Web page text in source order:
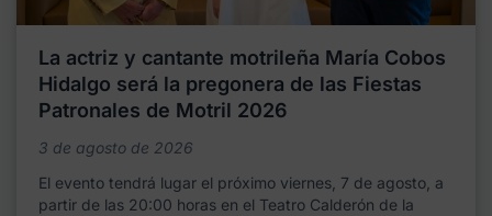
La actriz y cantante motrileña María Cobos
Hidalgo será la pregonera de las Fiestas
Patronales de Motril 2026
3 de agosto de 2026
El evento tendrá lugar el próximo viernes, 7 de agosto, a
partir de las 20:00 horas en el Teatro Calderón de la